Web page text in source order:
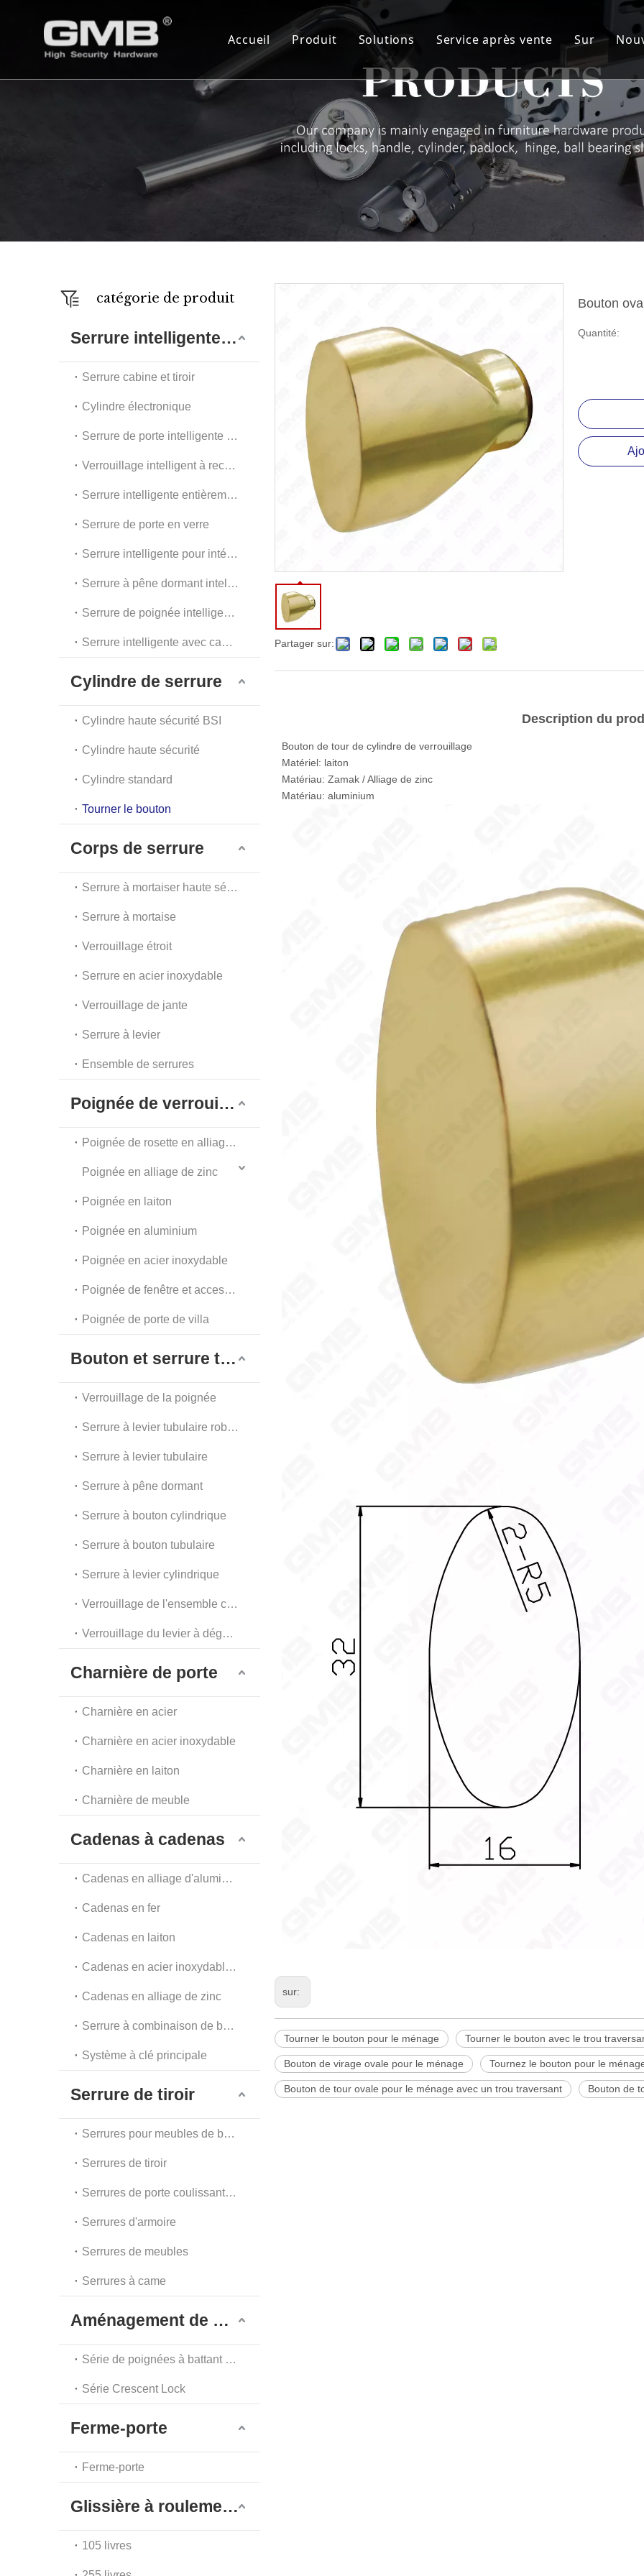
Accueil Produit
Corps de serrure
Serrure Poignée Série
Charnière
Cadenas à cadenas
Serrure de tiroir
Glissière à roulement à billes
Accessoire matériel
Solutions
Solution personnalisée
Matériel d'artisanat
Service après vente
Service
AQ et CQ
Audit des fournisseurs & NDA
ROHS
Sur
Notre
catégorie de produit
Serrure intelligente numérique
Serrure cabine et tiroir
Cylindre électronique
Serrure de porte intelligente extérieure
Verrouillage intelligent à reconnaissance faciale
Serrure intelligente entièrement automatique
Serrure de porte en verre
Serrure intelligente pour intérieur et appartement
Serrure à pêne dormant intelligente
Serrure de poignée intelligente
Serrure intelligente avec caméra
Cylindre de serrure
Cylindre haute sécurité BSI
Cylindre haute sécurité
Cylindre standard
Tourner le bouton
Corps de serrure
Serrure à mortaiser haute sécurité
Serrure à mortaise
Verrouillage étroit
Serrure en acier inoxydable
Verrouillage de jante
Serrure à levier
Ensemble de serrures
Poignée de verrouillage
Poignée de rosette en alliage de zinc
Poignée en alliage de zinc
Poignée en laiton
Poignée en aluminium
Poignée en acier inoxydable
Poignée de fenêtre et accessoires
Poignée de porte de villa
Bouton et serrure tubulaire
Verrouillage de la poignée
Serrure à levier tubulaire robuste
Serrure à levier tubulaire
Serrure à pêne dormant
Serrure à bouton cylindrique
Serrure à bouton tubulaire
Serrure à levier cylindrique
Verrouillage de l'ensemble combiné
Verrouillage du levier à dégagement automatique
Charnière de porte
Charnière en acier
Charnière en acier inoxydable
Charnière en laiton
Charnière de meuble
Cadenas à cadenas
Cadenas en alliage d'aluminium
Cadenas en fer
Cadenas en laiton
Cadenas en acier inoxydable et en acier
Cadenas en alliage de zinc
Serrure à combinaison de bagages et serrure à chaîne
Système à clé principale
Serrure de tiroir
Serrures pour meubles de bureau
Serrures de tiroir
Serrures de porte coulissante en verre
Serrures d'armoire
Serrures de meubles
Serrures à came
Aménagement de meubles
Série de poignées à battant à point unique
Série Crescent Lock
Ferme-porte
Ferme-porte
Glissière à roulement à billes
105 livres
Partager sur:
Bouton
Quantité:
Description du
Bouton de tour de cylindre de verrouillage
Matériel: laiton
Matériau: Zamak / Alliage de zinc
Matériau: aluminium
sur:
Tourner le bouton pour le ménage Tourner le bouton avec le trou
Bouton de virage ovale pour le ménage Tournez le bouton pour le
Bouton de tour ovale pour le ménage avec un trou traversant Bouton de